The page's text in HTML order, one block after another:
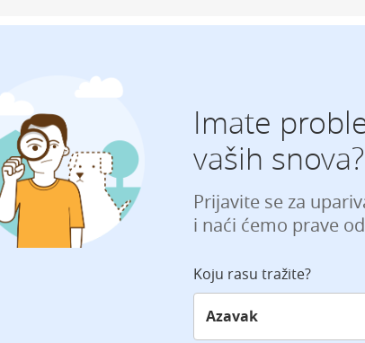
Imate
vaših snova?
Prijavite se za
i naći ćemo prave
Koju rasu tražite?